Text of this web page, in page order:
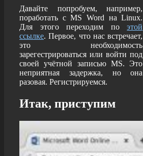
Давайте попробуем, например,
поработать с MS Word на Linux.
Для этого переходим поэтой
ссылке. Первое, что нас встречает,
это необходимость
зарегестрироваться или войти под
своей учётной записью MS. Это
неприятная задержка, но она
разовая. Регистрируемся.
Итак, приступим